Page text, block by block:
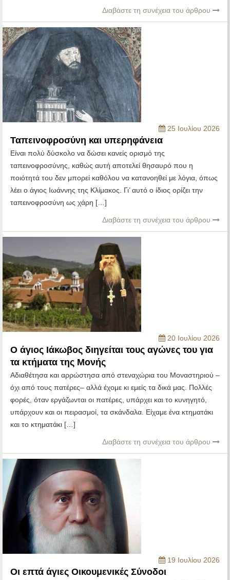
Διαβάστε τη συνέχεια του άρθρου
25 Ιουλίου 2026
Ταπεινοφροσύνη και υπερηφάνεια
Είναι πολύ δύσκολο να δώσει κανείς ορισμό της
ταπεινοφροσύνης, καθώς αυτή αποτελεί θησαυρό που η
ποιότητά του δεν μπορεί καθόλου να κατανοηθεί με λόγια, όπως
λέει ο άγιος Ιωάννης της Κλίμακος. Γι’ αυτό ο ίδιος ορίζει την
ταπεινοφροσύνη ως χάρη […]
Διαβάστε τη συνέχεια του άρθρου
20 Ιουλίου 2026
Ο άγιος Ιάκωβος διηγείται τους αγώνες του για
τα κτήματα της Μονής
Αδιαθέτησα και αρρώστησα από στεναχώρια του Μοναστηριού –
όχι από τους πατέρες– αλλά έχομε κι εμείς τα δικά μας. Πολλές
φορές, όταν εργάζωνται οι πατέρες, υπάρχει και το κυνηγητό,
υπάρχουν και οι πειρασμοί, τα σκάνδαλα. Είχαμε ένα κτηματάκι
και το κτηματάκι […]
Διαβάστε τη συνέχεια του άρθρου
19 Ιουλίου 2026
Οι επτά άγιες Οικουμενικές Σύνοδοι